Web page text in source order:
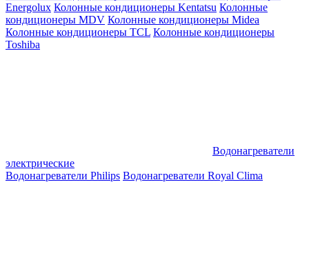
Energolux Колонные кондиционеры Kentatsu Колонные
кондиционеры MDV Колонные кондиционеры Midea
Колонные кондиционеры TCL Колонные кондиционеры
Toshiba
Водонагреватели
электрические
Водонагреватели Philips Водонагреватели Royal Clima